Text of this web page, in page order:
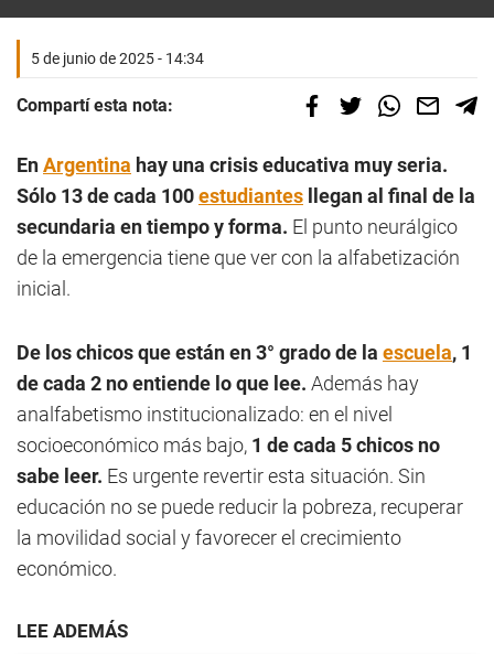
5 de junio de 2025 - 14:34
Compartí esta nota:
EnArgentina hay una crisis educativa muy seria.
Sólo 13 de cada 100estudiantes llegan al final de la
secundaria en tiempo y forma. El punto neurálgico
de la emergencia tiene que ver con la alfabetización
inicial.
De los chicos que están en 3° grado de la escuela, 1
de cada 2 no entiende lo que lee. Además hay
analfabetismo institucionalizado: en el nivel
socioeconómico más bajo, 1 de cada 5 chicos no
sabe leer. Es urgente revertir esta situación. Sin
educación no se puede reducir la pobreza, recuperar
la movilidad social y favorecer el crecimiento
económico.
LEE ADEMÁS